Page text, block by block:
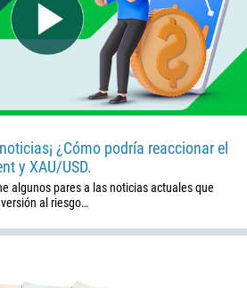
¿Cómo podría reaccionar el
y XAU/USD.
algunos pares a las noticias actuales que
al riesgo…